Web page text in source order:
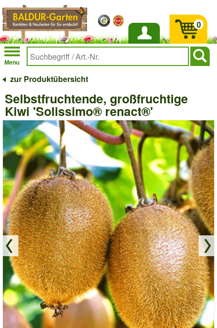
Anmelden
Menu
0
zur Produktübersicht
Selbstfruchtende, großfruchtige
Kiwi 'Solissimo® renact®'